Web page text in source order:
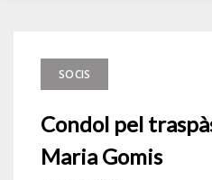
SOCIS
Condol pel
Maria Gomis